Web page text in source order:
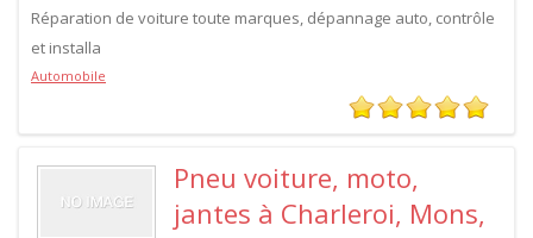
Réparation de voiture toute marques, dépannage auto, contrôle
et installa
Automobile
Pneu voiture, moto,
jantes à Charleroi, Mons,